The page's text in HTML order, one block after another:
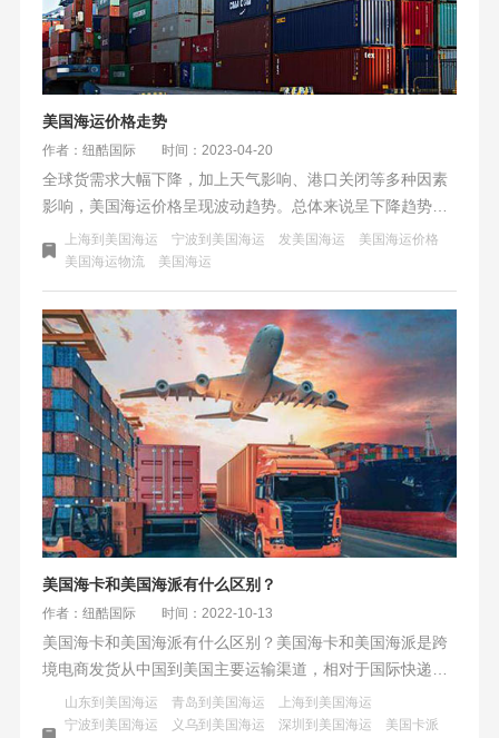
美国海运价格走势
作者：纽酷国际 时间：2023-04-20
全球货需求大幅下降，加上天气影响、港口关闭等多种因素
影响，美国海运价格呈现波动趋势。总体来说呈下降趋势，
以下是近期美国海运的趋势。最近几个月美国海运价格又有
所上涨，远东到美西线每FEU运价上涨376美元至1668美
两周大涨，并创去年 11 月中旬以来新高；远东到美东线每
FEU运价上涨418美元至2565美元，为 2 月中旬以来高点，
涨幅也从之前一周的6.8%扩大到19.47%。
上海到美国海运 宁波到美国海运 发美国海运
美国海运价格
美国海运物流
美国海运
美国海卡和美国海派有什么区别？
作者：纽酷国际 时间：2022-10-13
美国海卡和美国海派有什么区别？美国海卡和美国海派是跨
境电商发货从中国到美国主要运输渠道，相对于国际快递和
美国空运有价格的优势。适合货量较大，体积、重量大，时
效相对没这么紧急的货物运输。美国海卡和海派都是美国海
山东到美国海运 青岛到美国海运
上海到美国海运
宁波到美国海运
义乌到美国海运 深圳到美国海运
美国卡派